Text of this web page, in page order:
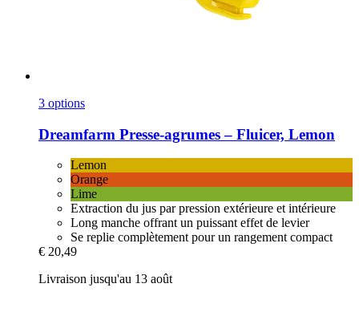
3 options
Dreamfarm Presse-​agrumes – Fluicer, Lemon
Lemon
Orange
Lime
Extraction du jus par pression extérieure et intérieure
Long manche offrant un puissant effet de levier
Se replie complètement pour un rangement compact
€ 20,49
Livraison jusqu'au 13 août